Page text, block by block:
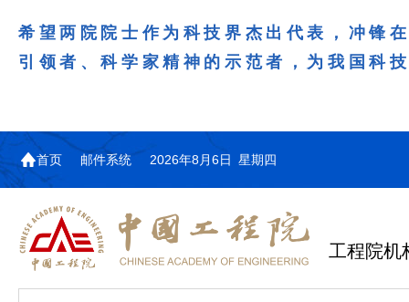
希望两院院士作为科技界杰出代表，冲锋
引领者、科学家精神的示范者，为我国科
首页 邮件系统 2026年8月6日 星期四
工程院机